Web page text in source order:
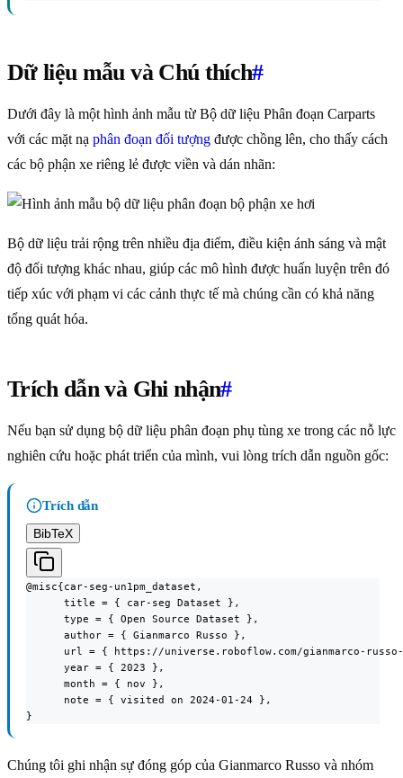
Dữ liệu mẫu và Chú thích#
Dưới đây là một hình ảnh mẫu từ Bộ dữ liệu Phân đoạn Carparts
với các mặt nạ phân đoạn đối tượng được chồng lên, cho thấy cách
các bộ phận xe riêng lẻ được viền và dán nhãn:
Bộ dữ liệu trải rộng trên nhiều địa điểm, điều kiện ánh sáng và mật
độ đối tượng khác nhau, giúp các mô hình được huấn luyện trên đó
tiếp xúc với phạm vi các cảnh thực tế mà chúng cần có khả năng
tổng quát hóa.
Trích dẫn và Ghi nhận#
Nếu bạn sử dụng bộ dữ liệu phân đoạn phụ tùng xe trong các nỗ lực
nghiên cứu hoặc phát triển của mình, vui lòng trích dẫn nguồn gốc:
Trích dẫn
BibTeX
@misc{car-seg-un1pm_dataset,
      title = { car-seg Dataset },
      type = { Open Source Dataset },
      author = { Gianmarco Russo },
url = { https://universe.roboflow.com/gianmarco-
      year = { 2023 },
      month = { nov },
      note = { visited on 2024-01-24 },
}
Chúng tôi ghi nhận sự đóng góp của Gianmarco Russo và nhóm